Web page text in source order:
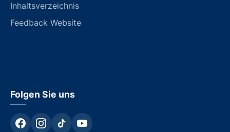
Inhaltsverzeichnis
Feedback Website
Folgen Sie uns